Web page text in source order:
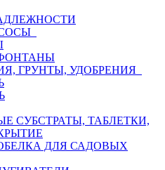
ГРУНТЫ, УДОБРЕНИЯ
СУБСТРАТЫ, ТАБЛЕТКИ,
ДЛЯ САДОВЫХ